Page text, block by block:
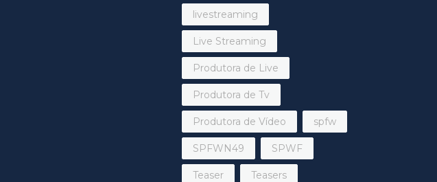
livestreaming
Live Streaming
Produtora de Live
Produtora de Tv
Produtora de Vídeo spfw
SPFWN49 SPWF
Teaser Teasers